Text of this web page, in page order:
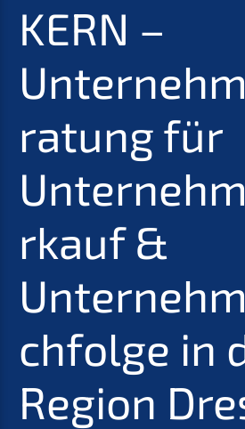
KERN –
ratung für
rkauf &
chfolge in
Region